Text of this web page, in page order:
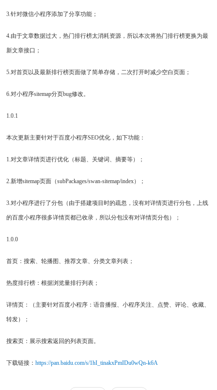
3.针对微信小程序添加了分享功能；
4.由于文章数据过大，热门排行榜太消耗资源，所以本次将热门排行榜更换为最
新文章接口；
5.对首页以及最新排行榜页面做了简单存储，二次打开时减少空白页面；
6.对小程序sitemap分页bug修改。
1.0.1
本次更新主要针对于百度小程序SEO优化，如下功能：
1.对文章详情页进行优化（标题、关键词、摘要等）；
2.新增sitemap页面（subPackages/swan-sitemap/index）；
3.对小程序进行了分包（由于搭建项目时的疏忽，没有对详情页进行分包，上线
的百度小程序很多详情页都已收录，所以分包没有对详情页分包）；
1.0.0
首页：搜索、轮播图、推荐文章、分类文章列表；
热度排行榜：根据浏览量排行列表；
详情页：（主要针对百度小程序：语音播报、小程序关注、点赞、评论、收藏、
转发）；
搜索页：展示搜索返回的列表页面。
下载链接： https://pan.baidu.com/s/1hI_tinakxPmIDu0wQn-k6A